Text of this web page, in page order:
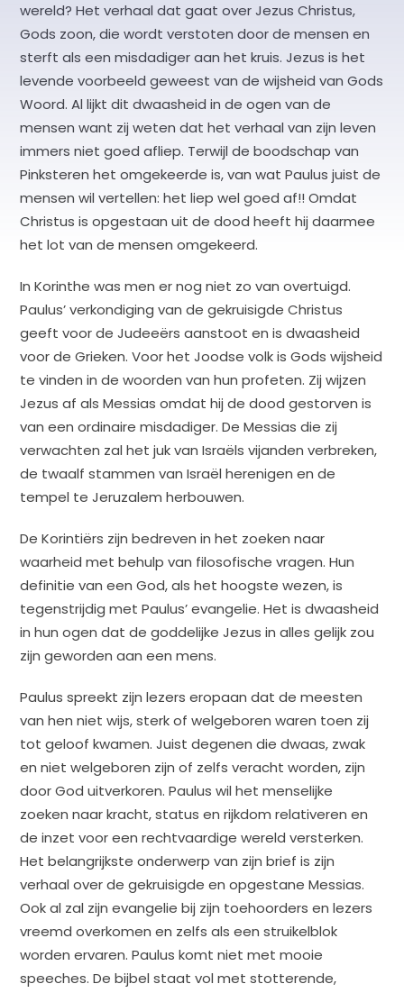
wereld? Het verhaal dat gaat over Jezus Christus,
Gods zoon, die wordt verstoten door de mensen en
sterft als een misdadiger aan het kruis. Jezus is het
levende voorbeeld geweest van de wijsheid van Gods
Woord. Al lijkt dit dwaasheid in de ogen van de
mensen want zij weten dat het verhaal van zijn leven
immers niet goed afliep. Terwijl de boodschap van
Pinksteren het omgekeerde is, van wat Paulus juist de
mensen wil vertellen: het liep wel goed af!! Omdat
Christus is opgestaan uit de dood heeft hij daarmee
het lot van de mensen omgekeerd.
In Korinthe was men er nog niet zo van overtuigd.
Paulus’ verkondiging van de gekruisigde Christus
geeft voor de Judeeërs aanstoot en is dwaasheid
voor de Grieken. Voor het Joodse volk is Gods wijsheid
te vinden in de woorden van hun profeten. Zij wijzen
Jezus af als Messias omdat hij de dood gestorven is
van een ordinaire misdadiger. De Messias die zij
verwachten zal het juk van Israëls vijanden verbreken,
de twaalf stammen van Israël herenigen en de
tempel te Jeruzalem herbouwen.
De Korintiërs zijn bedreven in het zoeken naar
waarheid met behulp van filosofische vragen. Hun
definitie van een God, als het hoogste wezen, is
tegenstrijdig met Paulus’ evangelie. Het is dwaasheid
in hun ogen dat de goddelijke Jezus in alles gelijk zou
zijn geworden aan een mens.
Paulus spreekt zijn lezers eropaan dat de meesten
van hen niet wijs, sterk of welgeboren waren toen zij
tot geloof kwamen. Juist degenen die dwaas, zwak
en niet welgeboren zijn of zelfs veracht worden, zijn
door God uitverkoren. Paulus wil het menselijke
zoeken naar kracht, status en rijkdom relativeren en
de inzet voor een rechtvaardige wereld versterken.
Het belangrijkste onderwerp van zijn brief is zijn
verhaal over de gekruisigde en opgestane Messias.
Ook al zal zijn evangelie bij zijn toehoorders en lezers
vreemd overkomen en zelfs als een struikelblok
worden ervaren. Paulus komt niet met mooie
speeches. De bijbel staat vol met stotterende,